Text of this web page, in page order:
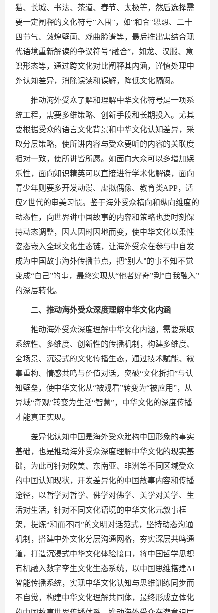
猫、长城、书法、茶道、春节、太极等，然后选择需
要一定阐释的文化符号“入围”，如“和合”思想、二十
四节气、敦煌壁画、戏曲脸谱等，最后推出需结合现
代语境重新解读的争议符号“融合”，如龙、汉服、意
识形态等，通过跨文化对比阐释其内涵，谨慎处理中
外认知差异，消除误读和误解，降低文化隔阂。
推动海外受众了解和理解中华文化符号是一项系
统工程，需要多维策略、创新手段和长期投入。尤其
要根据受众的语言文化背景和中华文化认知差异，采
取分层策略，使所讲内容与受众要听的内容的关联度
相对一致，使所讲皆所愿。如面向大众可以多增加娱
乐性，面向知识精英可以直接进行学术化解读，面向
青少年则要多开发动漫、虚拟偶像、教育类APP，适
应Z世代的审美习惯。鉴于海外受众横向和纵向维度的
动态性，向世界讲中国故事的内容和策略也要时刻保
持动态调整，因人因时因地而变，使中华文化以柔性
姿态嵌入全球文化生态链，让海外受众在参与中自发
成为中国故事海外传播节点，把“别人”的事不知不觉
变成“自己”的事，最终实现从“他者好奇”到“自我融入”
的深层转化。
二、推动海外受众深度理解中华文化内涵
推动海外受众深度理解中华文化内涵，需要采取
系统性、多维度、创新性的传播机制，构建多维度、
全场景、沉浸式的文化传播生态，通过技术赋能、叙
事重构、情感共鸣与价值对话，突破“文化折扣”与认
知壁垒，使中华文化从“被观看”转变为“被应用”，从
异域“奇观”转变为生活“智慧”，中华文化的深度传播
才能真正实现。
差异化认知中国是海外受众建构中国形象的事实
基础，也是推动海外受众深度理解中华文化的现实基
础，为此可针对欧美、东南亚、非洲等不同区域受众
的中国认知现状，开发差异化的中国故事内容和传播
途径，以哲学对哲学、佛学对佛学、美学对美学、生
活对生活，针对不同文化语境的中华文化元叙事框
架，提炼“和而不同”的文明对话范式，坚持动态沟通
机制，搭建中外文化分层沟通网格，夯实深层共鸣通
道，打造沉浸式中华文化体验接口，将中国哲学思想
有机融入数字孪生文化生态系统，以中国思维搭建AI
智能传播系统，实现中华文化认知与思维训练同步而
不自觉，构建中华文化理解共同体，最终形成立体化